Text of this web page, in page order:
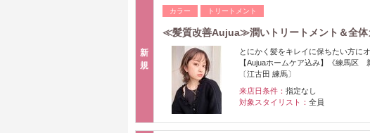
新
規
カラー トリートメント
≪髪質改善Aujua≫潤いトリートメント＆全体
とにかく髪をキレイに保ちたい方に
【Aujuaホームケア込み】《練馬
〔江古田 練馬〕
来店日条件： 指定なし
対象スタイリスト： 全員